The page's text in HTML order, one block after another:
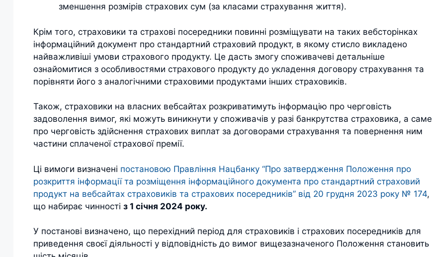
зменшення розмірів страхових сум (за класами страхування життя).
Крім того, страховики та страхові посередники повинні розміщувати на таких вебсторінках
інформаційний документ про стандартний страховий продукт, в якому стисло викладено
найважливіші умови страхового продукту. Це дасть змогу споживачеві детальніше
ознайомитися з особливостями страхового продукту до укладення договору страхування та
порівняти його з аналогічними страховими продуктами інших страховиків.
Також, страховики на власних вебсайтах розкриватимуть інформацію про черговість
задоволення вимог, які можуть виникнути у споживачів у разі банкрутства страховика, а саме
про черговість здійснення страхових виплат за договорами страхування та повернення ним
частини сплаченої страхової премії.
Ці вимоги визначені постановою Правління Нацбанку “Про затвердження Положення про
розкриття інформації та розміщення інформаційного документа про стандартний страховий
продукт на вебсайтах страховиків та страхових посередників” від 20 грудня 2023 року № 174,
що набирає чинності з 1 січня 2024 року.
У постанові визначено, що перехідний період для страховиків і страхових посередників для
приведення своєї діяльності у відповідність до вимог вищезазначеного Положення становить